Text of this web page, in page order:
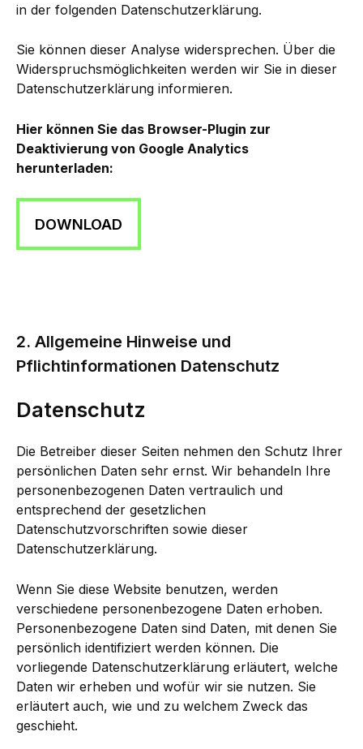
in der folgenden Datenschutzerklärung.
Sie können dieser Analyse widersprechen. Über die
Widerspruchsmöglichkeiten werden wir Sie in dieser
Datenschutzerklärung informieren.
Hier können Sie das Browser-Plugin zur
Deaktivierung von Google Analytics
herunterladen:
DOWNLOAD
2. Allgemeine Hinweise und
Pflichtinformationen Datenschutz
Datenschutz
Die Betreiber dieser Seiten nehmen den Schutz Ihrer
persönlichen Daten sehr ernst. Wir behandeln Ihre
personenbezogenen Daten vertraulich und
entsprechend der gesetzlichen
Datenschutzvorschriften sowie dieser
Datenschutzerklärung.
Wenn Sie diese Website benutzen, werden
verschiedene personenbezogene Daten erhoben.
Personenbezogene Daten sind Daten, mit denen Sie
persönlich identifiziert werden können. Die
vorliegende Datenschutzerklärung erläutert, welche
Daten wir erheben und wofür wir sie nutzen. Sie
erläutert auch, wie und zu welchem Zweck das
geschieht.